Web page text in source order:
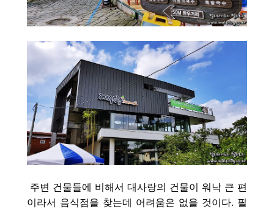
주변 건물들에 비해서 대사랑의 건물이 워낙 큰 편
이라서 음식점을 찾는데 어려움은 없을 것이다. 필